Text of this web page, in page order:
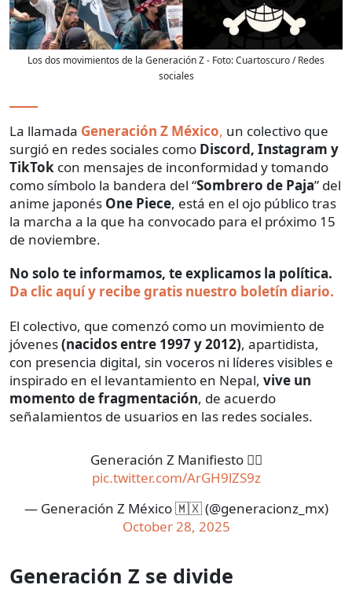
Los dos movimientos de la Generación Z- Foto:Cuartoscuro / Redes
sociales
La llamada Generación Z México, un colectivo que
surgió en redes sociales como Discord, Instagram y
TikTok con mensajes de inconformidad y tomando
como símbolo la bandera del “Sombrero de Paja” del
anime japonés One Piece, está en el ojo público tras
la marcha a la que ha convocado para el próximo 15
de noviembre.
No solo te informamos, te explicamos la política.
Da clic aquí y recibe gratis nuestro boletín diario.
El colectivo, que comenzó como un movimiento de
jóvenes(nacidos entre 1997 y 2012), apartidista,
con presencia digital, sin voceros ni líderes visibles e
inspirado en el levantamiento en Nepal, vive un
momento de fragmentación, de acuerdo
señalamientos de usuarios en las redes sociales.
Generación Z Manifiesto 🏴‍☠️
pic.twitter.com/ArGH9lZS9z
— Generación Z México 🇲🇽 (@generacionz_mx)
October 28, 2025
Generación Z se divide